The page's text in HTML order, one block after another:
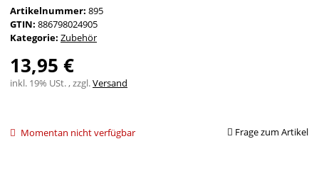
Artikelnummer: 895
GTIN: 886798024905
Kategorie: Zubehör
13,95 €
inkl. 19% USt. , zzgl.Versand
Momentan nicht verfügbar Frage zum Artikel